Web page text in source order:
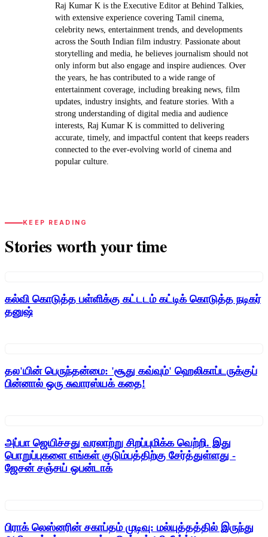
Raj Kumar K is the Executive Editor at Behind Talkies,
with extensive experience covering Tamil cinema,
celebrity news, entertainment trends, and developments
across the South Indian film industry. Passionate about
storytelling and media, he believes journalism should not
only inform but also engage and inspire audiences. Over
the years, he has contributed to a wide range of
entertainment coverage, including breaking news, film
updates, industry insights, and feature stories. With a
strong understanding of digital media and audience
interests, Raj Kumar K is committed to delivering
accurate, timely, and impactful content that keeps readers
connected to the ever-evolving world of cinema and
popular culture.
KEEP READING
Stories worth your time
கல்வி கொடுத்த பள்ளிக்கு கட்டடம் கட்டிக் கொடுத்த நடிகர்
தனுஷ்
தல'யின் பெருந்தன்மை: 'சூது கவ்வும்' ஹெலிகாப்டருக்குப்
பின்னால் ஒரு சுவாரஸ்யக் கதை!
அப்பா ஜெயிச்சது வரலாற்று சிறப்புமிக்க வெற்றி. இது
பொறுப்புகளை எங்கள் குடும்பத்திற்கு சேர்த்துள்ளது -
ஜேசன் சஞ்சய் ஒபன்டாக்
பிராக் லெஸ்னரின் சகாப்தம் முடிவு: மல்யுத்தத்தில் இருந்து